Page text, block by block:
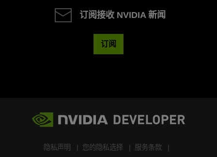
订阅接收 NVIDIA 新闻
订阅
隐私声明 您的隐私选择 服务条款